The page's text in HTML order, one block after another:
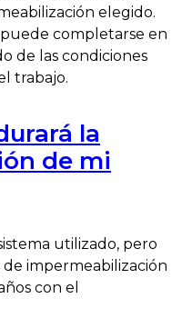
elegido.
completarse en
de las condiciones
trabajo.
la
de mi
utilizado, pero
impermeabilización
con el